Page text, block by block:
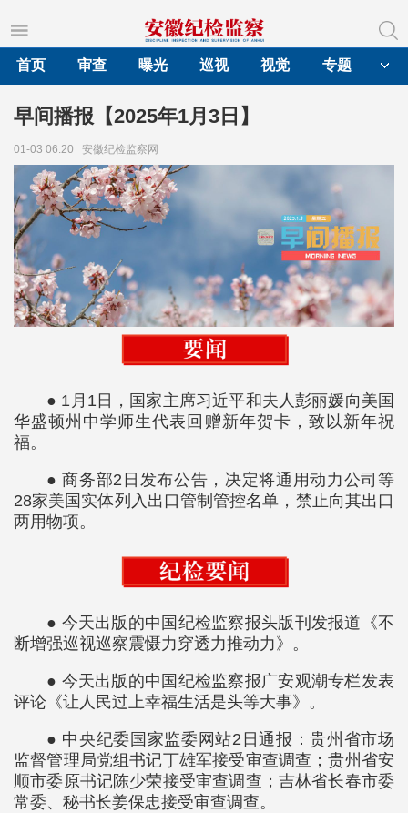
首页
审查 曝光 巡视 视觉 专题
早间播报【2025年1月3日】
01-03 06:20 安徽纪检监察网
● 1月1日，国家主席习近平和夫人彭丽媛向美国
华盛顿州中学师生代表回赠新年贺卡，致以新年祝
福。
● 商务部2日发布公告，决定将通用动力公司等
28家美国实体列入出口管制管控名单，禁止向其出口
两用物项。
● 今天出版的中国纪检监察报头版刊发报道《不
断增强巡视巡察震慑力穿透力推动力》。
● 今天出版的中国纪检监察报广安观潮专栏发表
评论《让人民过上幸福生活是头等大事》。
● 中央纪委国家监委网站2日通报：贵州省市场
监督管理局党组书记丁雄军接受审查调查；贵州省安
顺市委原书记陈少荣接受审查调查；吉林省长春市委
常委、秘书长姜保忠接受审查调查。